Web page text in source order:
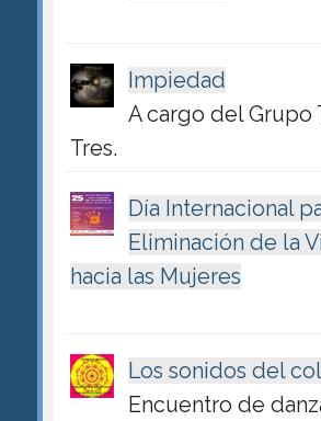
Impiedad
A cargo del Grupo
Tres.
Día Internacional
Eliminación de la
hacia las Mujeres
Los sonidos del
Encuentro de